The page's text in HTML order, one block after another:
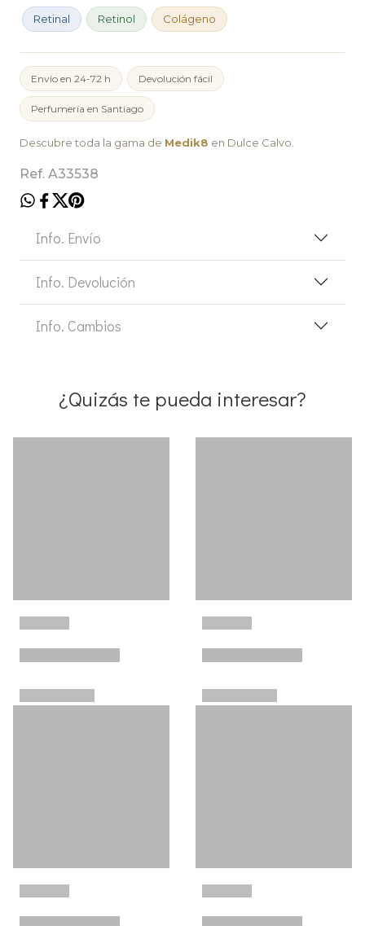
Retinal Retinol Colágeno
Envío en 24-72 h Devolución fácil
Perfumería en Santiago
Descubre toda la gama de Medik8 en Dulce Calvo.
Ref. A33538
Info. Envío
Info. Devolución
Info. Cambios
¿Quizás te pueda interesar?